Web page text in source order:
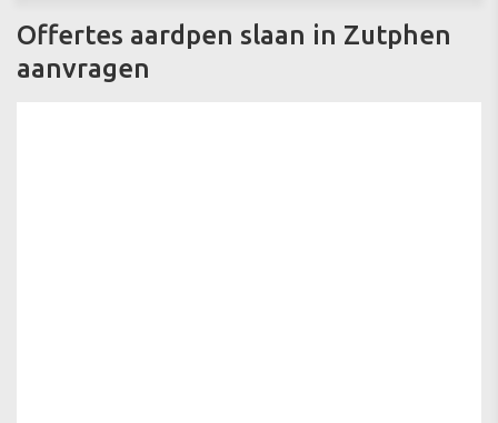
Offertes aardpen slaan in Zutphen
aanvragen